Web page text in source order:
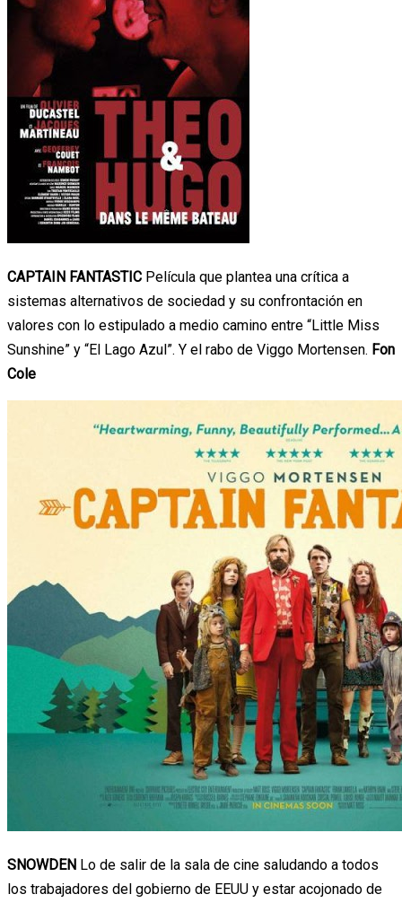
CAPTAIN FANTASTIC Película que plantea una crítica a
sistemas alternativos de sociedad y su confrontación en
valores con lo estipulado a medio camino entre “Little Miss
Sunshine” y “El Lago Azul”. Y el rabo de Viggo Mortensen. Fon
Cole
SNOWDEN Lo de salir de la sala de cine saludando a todos
los trabajadores del gobierno de EEUU y estar acojonado de